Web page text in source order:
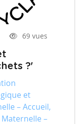
69 vues
?'
et
– Accueil,
–